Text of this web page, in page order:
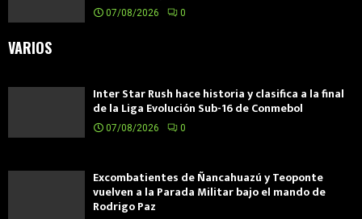
07/08/2026 0
VARIOS
Inter Star Rush hace historia y clasifica a la final
de la Liga Evolución Sub-16 de Conmebol
07/08/2026 0
Excombatientes de Ñancahuazú y Teoponte
vuelven a la Parada Militar bajo el mando de
Rodrigo Paz